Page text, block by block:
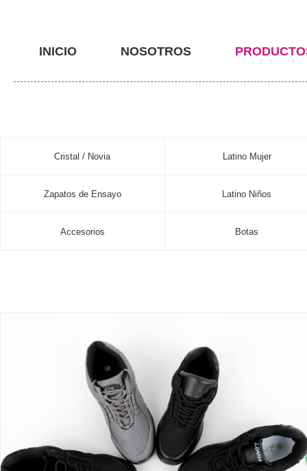
INICIO NOSOTROS
Cristal / Novia Latino Mujer
Zapatos de Ensayo Latino Niños
Accesorios Botas